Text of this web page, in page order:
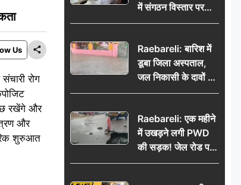
Us
रोग
रखेंगे और
और
शुरुआत
में संगठन विस्तार पर
मंथन, बीडीओ से
जनसमस्याओं का विवरण
Raebareli: बारिश में
डूबा जिला अस्पताल,
जल निकासी के दावों की
खुली पोल
Raebareli: एक महीने
में उखड़ने लगी PWD
की सड़क! जेल रोड पर
गड्ढे ने खोली निर्माण